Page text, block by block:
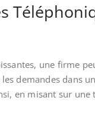
une firme
demandes dans
en misant sur une